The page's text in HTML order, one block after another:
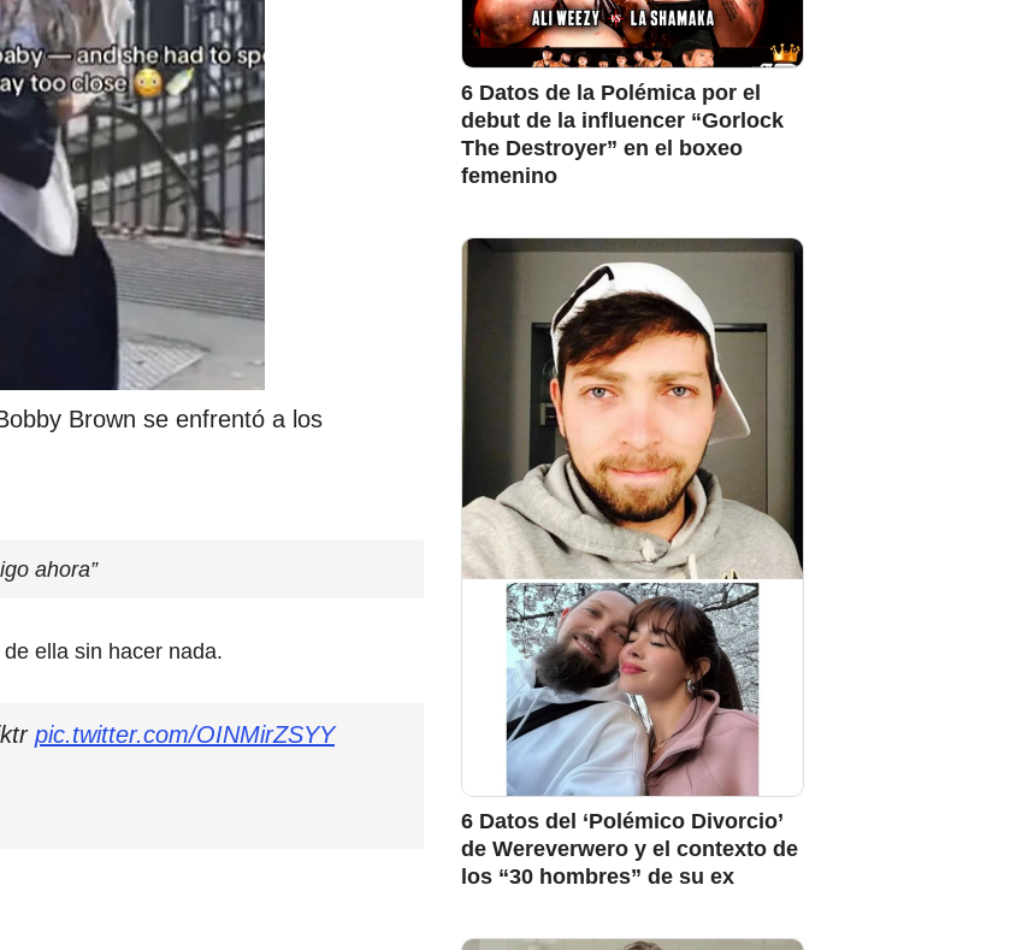
Brown se enfrentó a los
ahora”
ella sin hacer nada.
pic.twitter.com/OINMirZSYY
6 Datos de la Polémica por el
debut de la influencer “Gorlock
The Destroyer” en el boxeo
femenino
6 Datos del ‘Polémico Divorcio’
de Wereverwero y el contexto de
los “30 hombres” de su ex